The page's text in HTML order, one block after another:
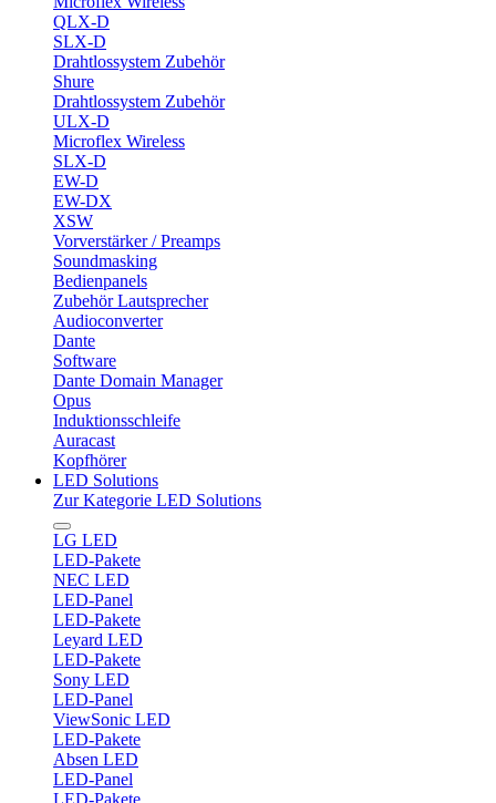
QLX-D
SLX-D
Drahtlossystem Zubehör
Shure
Drahtlossystem Zubehör
ULX-D
Microflex Wireless
SLX-D
EW-D
EW-DX
XSW
Vorverstärker / Preamps
Soundmasking
Bedienpanels
Zubehör Lautsprecher
Audioconverter
Dante
Software
Dante Domain Manager
Opus
Induktionsschleife
Auracast
Kopfhörer
LED Solutions
Zur Kategorie LED Solutions
LG LED
LED-Pakete
NEC LED
LED-Panel
LED-Pakete
Leyard LED
LED-Pakete
Sony LED
LED-Panel
ViewSonic LED
LED-Pakete
Absen LED
LED-Panel
LED-Pakete